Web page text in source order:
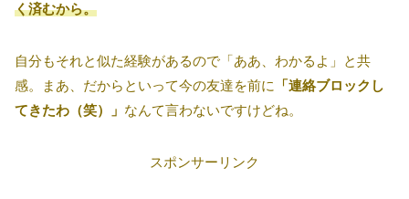
く済むから。
自分もそれと似た経験があるので「ああ、わかるよ」と共
感。まあ、だからといって今の友達を前に
「連絡ブロックし
てきたわ（笑）」 なんて言わないですけどね。
スポンサーリンク